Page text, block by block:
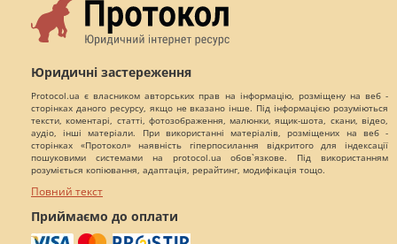
Юридичні застереження
Protocol.ua є власником авторських прав на інформацію, розміщену на веб -
сторінках даного ресурсу, якщо не вказано інше. Під інформацією розуміються
тексти, коментарі, статті, фотозображення, малюнки, ящик-шота, скани, відео,
аудіо, інші матеріали. При використанні матеріалів, розміщених на веб -
сторінках «Протокол» наявність гіперпосилання відкритого для індексації
пошуковими системами на protocol.ua обов`язкове. Під використанням
розуміється копіювання, адаптація, рерайтинг, модифікація тощо.
Повний текст
Приймаємо до оплати